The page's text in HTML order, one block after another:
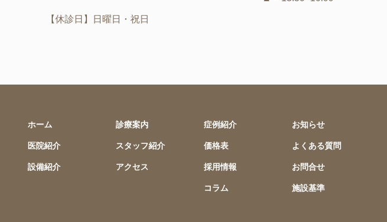
【休診日】日曜日・祝日
ホーム
医院紹介
設備紹介
診療案内
スタッフ紹介
アクセス
症例紹介
価格表
採用情報
コラム
お知らせ
よくある質問
お問合せ
施設基準